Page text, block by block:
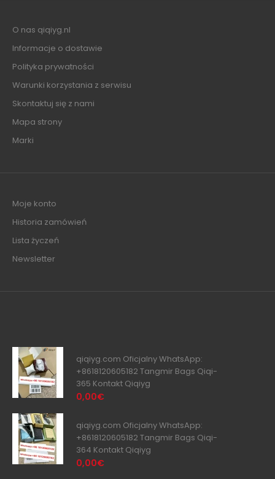
O nas qiqiyg.nl
Informacje o dostawie
Polityka prywatności
Warunki korzystania z serwisu
Skontaktuj się z nami
Mapa strony
Marki
Moje konto
Historia zamówień
Lista życzeń
Newsletter
qiqiyg.com Oficjalny WhatsApp:
+8618120605182 Tangmir Bags Qiqi-
365 Kontakt Qiqiyg
0,00€
qiqiyg.com Oficjalny WhatsApp:
+8618120605182 Tangmir Bags Qiqi-
364 Kontakt Qiqiyg
0,00€